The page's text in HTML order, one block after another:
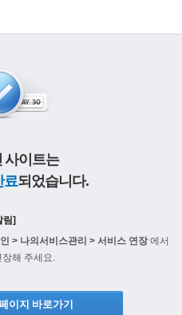
사이트는
료되었습니다.
림]
> 나의서비스관리 > 서비스 연장에서
해 주세요.
이지 바로가기